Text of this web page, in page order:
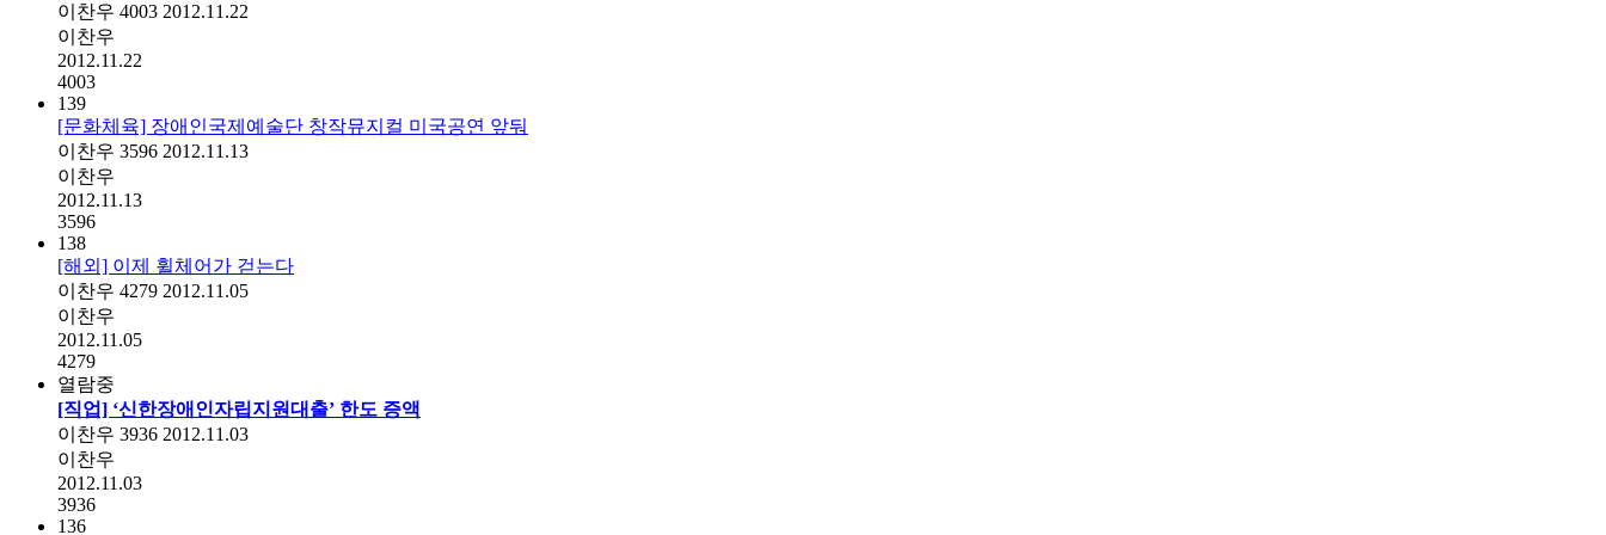
이찬우 4003 2012.11.22
이찬우
2012.11.22
4003
139
[문화체육] 장애인국제예술단 창작뮤지컬 미국공연 앞둬
이찬우 3596 2012.11.13
이찬우
2012.11.13
3596
138
[해외] 이제 휠체어가 걷는다
이찬우 4279 2012.11.05
이찬우
2012.11.05
4279
열람중
[직업] ‘신한장애인자립지원대출’ 한도 증액
이찬우 3936 2012.11.03
이찬우
2012.11.03
3936
136